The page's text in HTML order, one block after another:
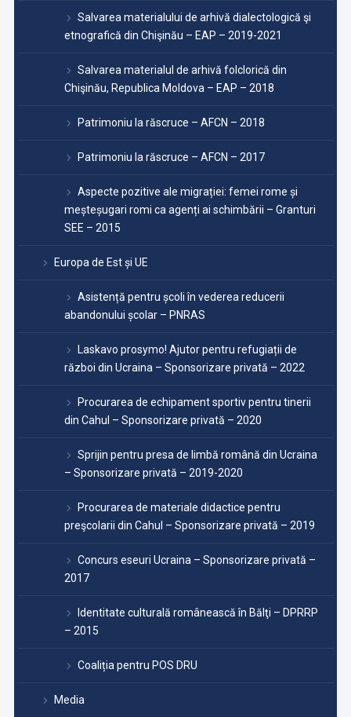
Salvarea materialului de arhivă dialectologică şi
etnografică din Chişinău – EAP – 2019-2021
Salvarea materialul de arhivă folclorică din
Chişinău, Republica Moldova – EAP – 2018
Patrimoniu la răscruce – AFCN – 2018
Patrimoniu la răscruce – AFCN – 2017
Aspecte pozitive ale migrației: femei rome și
meșteșugari romi ca agenți ai schimbării – Granturi
SEE – 2015
Europa de Est și UE
Asistență pentru școli în vederea reducerii
abandonului școlar – PNRAS
Laskavo prosymo! Ajutor pentru refugiații de
război din Ucraina – Sponsorizare privată – 2022
Procurarea de echipament sportiv pentru tinerii
din Cahul – Sponsorizare privată – 2020
Sprijin pentru presa de limbă română din Ucraina
– Sponsorizare privată – 2019-2020
Procurarea de materiale didactice pentru
preşcolarii din Cahul – Sponsorizare privată – 2019
Concurs eseuri Ucraina – Sponsorizare privată –
2017
Identitate culturală românească în Bălţi – DPRRP
– 2015
Coaliția pentru POS DRU
Media